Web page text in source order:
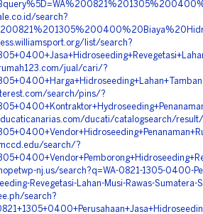
search?
list/search?
jual/cari/?
search/pins/?
ducati/catalogsearch/
search/?
nj.us/search?q=WA-0821-1305-0400-
Revegetasi-Lahan-Musi-Rawas-Sumatera-
search?